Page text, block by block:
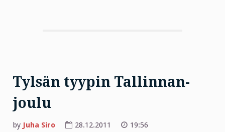
Tylsän tyypin Tallinnan-
joulu
by Juha Siro 28.12.2011 19:56